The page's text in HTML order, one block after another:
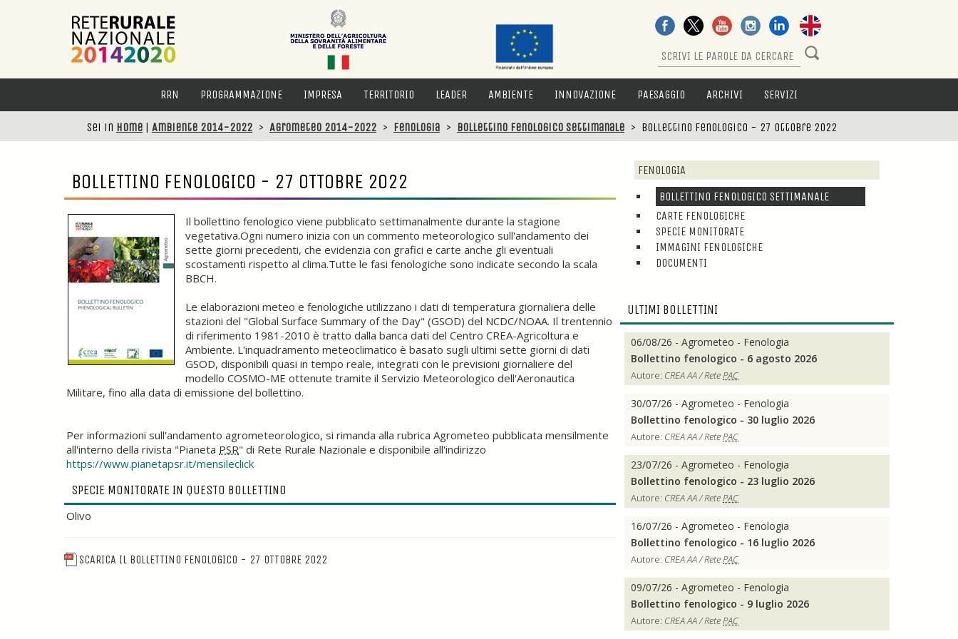
RRN PROGRAMMAZIONE IMPRESA TERRITORIO LEADER AMBIENTE INNOVAZIONE PAESAGGIO ARCHIVI SERVIZI
Sei in Home | Ambiente 2014-2022 > Agrometeo 2014-2022 > Fenologia > Bollettino fenologico settimanale > Bollettino fenologico - 27 ottobre 2022
BOLLETTINO FENOLOGICO - 27 OTTOBRE 2022
Il bollettino fenologico viene pubblicato settimanalmente durante la stagione
vegetativa.Ogni numero inizia con un commento meteorologico sull'andamento dei
sette giorni precedenti, che evidenzia con grafici e carte anche gli eventuali
scostamenti rispetto al clima.Tutte le fasi fenologiche sono indicate secondo la scala
BBCH.
Le elaborazioni meteo e fenologiche utilizzano i dati di temperatura giornaliera delle
stazioni del "Global Surface Summary of the Day" (GSOD) del NCDC/NOAA. Il trentennio
di riferimento 1981-2010 è tratto dalla banca dati del Centro CREA-Agricoltura e
Ambiente. L'inquadramento meteoclimatico è basato sugli ultimi sette giorni di dati
GSOD, disponibili quasi in tempo reale, integrati con le previsioni giornaliere del
modello COSMO-ME ottenute tramite il Servizio Meteorologico dell'Aeronautica
Militare, fino alla data di emissione del bollettino.
Per informazioni sull'andamento agrometeorologico, si rimanda alla rubrica Agrometeo pubblicata mensilmente
all'interno della rivista "Pianeta PSR" di Rete Rurale Nazionale e disponibile all'indirizzo
https://www.pianetapsr.it/mensileclick
SPECIE MONITORATE IN QUESTO BOLLETTINO
Olivo
SCARICA IL BOLLETTINO FENOLOGICO - 27 OTTOBRE 2022
FENOLOGIA
BOLLETTINO FENOLOGICO SETTIMANALE
CARTE FENOLOGICHE
SPECIE MONITORATE
IMMAGINI FENOLOGICHE
DOCUMENTI
ULTIMI BOLLETTINI
06/08/26 - Agrometeo - Fenologia
Bollettino fenologico - 6 agosto 2026
Autore: CREA AA / RetePAC
30/07/26 - Agrometeo - Fenologia
Bollettino fenologico - 30 luglio 2026
Autore: CREA AA / RetePAC
23/07/26 - Agrometeo - Fenologia
Bollettino fenologico - 23 luglio 2026
Autore: CREA AA / RetePAC
16/07/26 - Agrometeo - Fenologia
Bollettino fenologico - 16 luglio 2026
Autore: CREA AA / RetePAC
09/07/26 - Agrometeo - Fenologia
Bollettino fenologico - 9 luglio 2026
Autore: CREA AA / RetePAC